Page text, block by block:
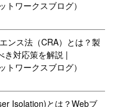
トワークスブログ）
ンス法（CRA）とは？製
き対応策を解説 |
トワークスブログ）
Isolation)とは？Webブ